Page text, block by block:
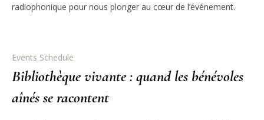
radiophonique pour nous plonger au cœur de l’événement.
Events Schedule
Bibliothèque vivante : quand les bénévoles
aînés se racontent